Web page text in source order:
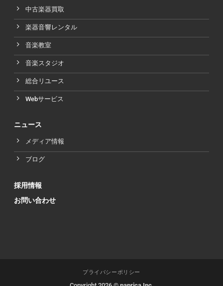
中古楽器買取
楽器音響レンタル
音楽教室
音楽スタジオ
総合リユース
Webサービス
ニュース
メディア情報
ブログ
採用情報
お問い合わせ
プライバシーポリシー